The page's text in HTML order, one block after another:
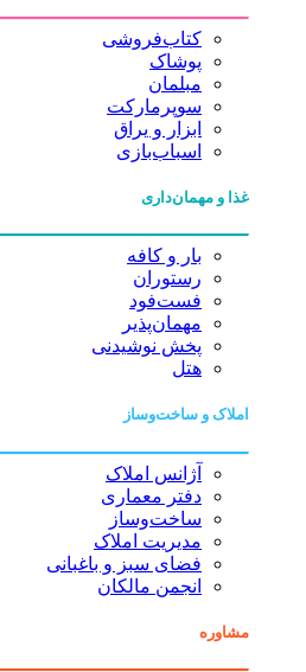
کتاب‌فروشی
پوشاک
مبلمان
سوپرمارکت
ابزار و یراق
اسباب‌بازی
غذا و مهمان‌داری
بار و کافه
رستوران
فست‌فود
مهمان‌پذیر
پخش نوشیدنی
هتل
املاک و ساخت‌وساز
آژانس املاک
دفتر معماری
ساخت‌وساز
مدیریت املاک
فضای سبز و باغبانی
انجمن مالکان
مشاوره